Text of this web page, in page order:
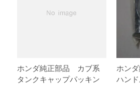
ホンダ純正部品 カブ系
タンクキャップパッキン
ホン
ハン